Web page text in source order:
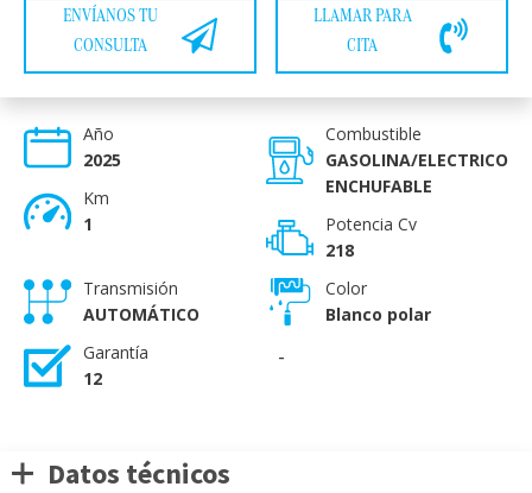
ENVÍANOS TU
CONSULTA
LLAMAR PARA
CITA
Año
2025
Km
1
Combustible
GASOLINA/ELECTRICO
ENCHUFABLE
Potencia Cv
218
Transmisión
AUTOMÁTICO
Garantía
12
Color
Blanco polar
-
Datos técnicos